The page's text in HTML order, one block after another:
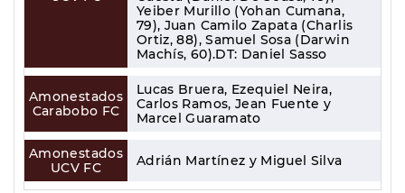
Yeiber Murillo (Yohan Cumana,
79), Juan Camilo Zapata (Charlis
Ortiz, 88), Samuel Sosa (Darwin
Machís, 60).DT: Daniel Sasso
Amonestados
Carabobo FC
Lucas Bruera, Ezequiel Neira,
Carlos Ramos, Jean Fuente y
Marcel Guaramato
Amonestados
UCV FC
Adrián Martínez y Miguel Silva